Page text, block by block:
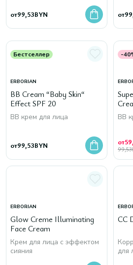
от99,53BYN от
Бестселлер
ERBORIAN
BB Cream “Baby Skin“
Effect SPF 20
BB крем для лица
от99,53BYN
-
BB
от
99,53
ERBORIAN
Glow Creme Illuminating
Face Cream
Крем для лица с эффектом
сияния
CC
для